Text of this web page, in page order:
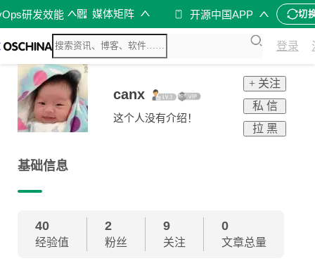
研发效能 媒体矩阵 开源中国APP 切
登录
canx
这个人没有介绍！
+ 关注
私 信
拉 黑
基础信息
40
经验值
2
粉丝
9
关注
0
文章总量